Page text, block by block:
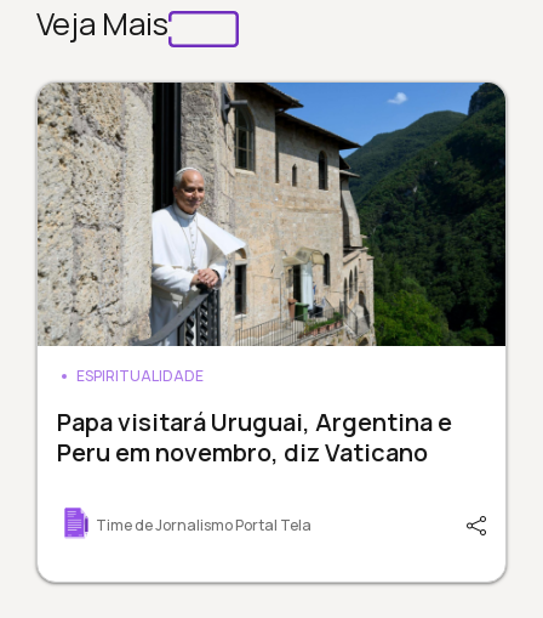
Veja Mais
ESPIRITUALIDADE
Papa visitará Uruguai, Argentina e
Peru em novembro, diz Vaticano
Time de Jornalismo Portal Tela